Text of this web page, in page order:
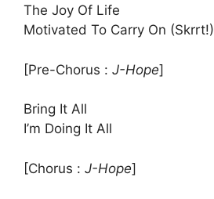
The Joy Of Life
Motivated To Carry On (Skrrt!)
[Pre-Chorus : ​J-Hope]
Bring It All
I’m Doing It All
[Chorus : J-Hope]